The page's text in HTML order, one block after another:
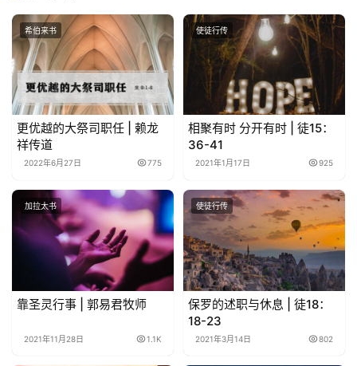
希伯来书
更优越的大祭司职任 | 赖龙
祥传道
2022年6月27日 775
使徒行传
相聚有时 分开有时 | 徒15：
36-41
2021年1月17日 925
加拉太书
靠圣灵行事 | 郭易君牧师
2021年11月28日 1.1K
使徒行传
保罗的述职与休息 | 徒18：
18-23
2021年3月14日 802